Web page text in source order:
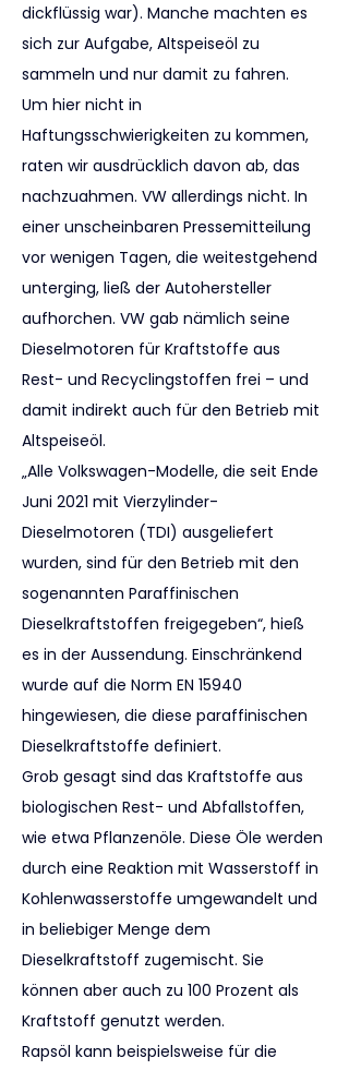
dickflüssig war). Manche machten es
sich zur Aufgabe, Altspeiseöl zu
sammeln und nur damit zu fahren.
Um hier nicht in
Haftungsschwierigkeiten zu kommen,
raten wir ausdrücklich davon ab, das
nachzuahmen. VW allerdings nicht. In
einer unscheinbaren Pressemitteilung
vor wenigen Tagen, die weitestgehend
unterging, ließ der Autohersteller
aufhorchen. VW gab nämlich seine
Dieselmotoren für Kraftstoffe aus
Rest- und Recyclingstoffen frei – und
damit indirekt auch für den Betrieb mit
Altspeiseöl.
„Alle Volkswagen-Modelle, die seit Ende
Juni 2021 mit Vierzylinder-
Dieselmotoren (TDI) ausgeliefert
wurden, sind für den Betrieb mit den
sogenannten Paraffinischen
Dieselkraftstoffen freigegeben“, hieß
es in der Aussendung. Einschränkend
wurde auf die Norm EN 15940
hingewiesen, die diese paraffinischen
Dieselkraftstoffe definiert.
Grob gesagt sind das Kraftstoffe aus
biologischen Rest- und Abfallstoffen,
wie etwa Pflanzenöle. Diese Öle werden
durch eine Reaktion mit Wasserstoff in
Kohlenwasserstoffe umgewandelt und
in beliebiger Menge dem
Dieselkraftstoff zugemischt. Sie
können aber auch zu 100 Prozent als
Kraftstoff genutzt werden.
Rapsöl kann beispielsweise für die